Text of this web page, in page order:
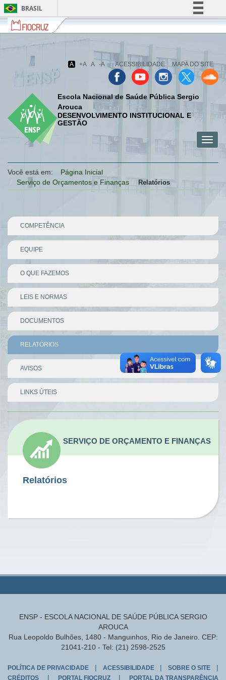
BRASIL
Simplifique!
Participe
Acesso à informação
Legislação
Canais
Fiocruz
Fale
com
A +A A -A ACESSIBILIDADE MAPA DO SITE
Escola Nacional de Saúde Pública Sergio
Arouca
DESENVOLVIMENTO INSTITUCIONAL E
GESTÃO
menu
menu
menu
Você está em:
Página Inicial
Serviço de Orçamentos e Finanças
Relatórios
COMPETÊNCIA
EQUIPE
O QUE FAZEMOS
LEIS E NORMAS
DOCUMENTOS
RELATÓRIOS
AVISOS
LINKS ÚTEIS
Divisor
SERVIÇO DE ORÇAMENTO E FINANÇAS
Relatórios
ENSP - ESCOLA NACIONAL DE SAÚDE PÚBLICA SERGIO
AROUCA
Rua Leopoldo Bulhões, 1480 - Manguinhos, Rio de Janeiro. CEP:
21041-210 - Tel: (21) 2598-2525
POLÍTICA DE PRIVACIDADE | ACESSIBILIDADE | SOBRE O SITE |
CRÉDITOS | PORTAL FIOCRUZ | PORTAL DA TRANSPARÊNCIA